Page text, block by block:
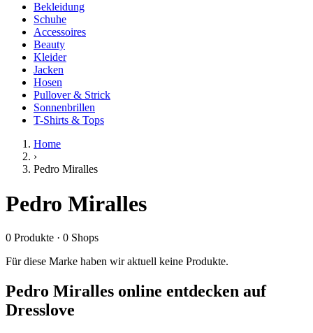
Bekleidung
Schuhe
Accessoires
Beauty
Kleider
Jacken
Hosen
Pullover & Strick
Sonnenbrillen
T-Shirts & Tops
Home
›
Pedro Miralles
Pedro Miralles
0 Produkte · 0 Shops
Für diese Marke haben wir aktuell keine Produkte.
Pedro Miralles online entdecken auf
Dresslove